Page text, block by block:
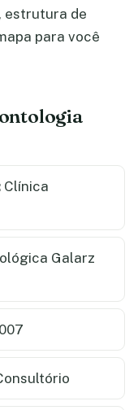
estrutura de
para você
Clínica
Galarz